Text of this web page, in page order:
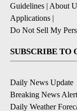
Guidelines | About
Applications |
Do Not Sell My
SUBSCRIBE TO
Daily News Update
Breaking News Alert
Daily Weather